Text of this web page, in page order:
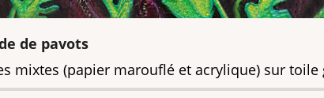
de pavots
mixtes (papier marouflé et acrylique) sur toile